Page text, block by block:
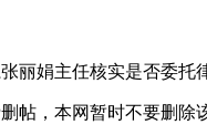
丽娟主任核实是否委托
帖，本网暂时不要删除